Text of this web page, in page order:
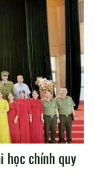
học chính quy